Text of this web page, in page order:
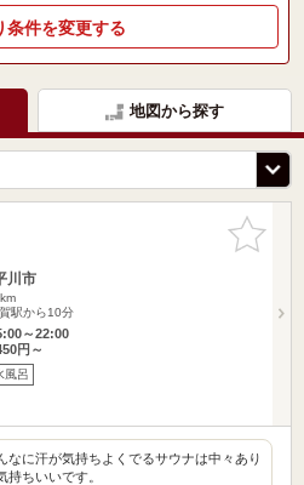
条件を変更する
地図から探す
お気に入
りに追加
川市
駅から10分
～22:00
円～
風呂
なに汗が気持ちよくでるサウナは中々あり
持ちいいです。